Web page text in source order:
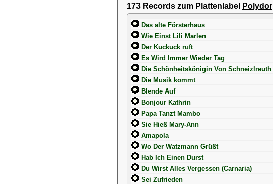
173 Records zum Plattenlabel Polydor
Das alte Försterhaus
Wie Einst Lili Marlen
Der Kuckuck ruft
Es Wird Immer Wieder Tag
Die Schönheitskönigin Von Schneizlreuth
Die Musik kommt
Blende Auf
Bonjour Kathrin
Papa Tanzt Mambo
Sie Hieß Mary-Ann
Amapola
Wo Der Watzmann Grüßt
Hab Ich Einen Durst
Du Wirst Alles Vergessen (Carnaria)
Sei Zufrieden